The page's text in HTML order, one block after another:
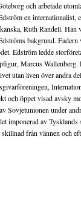
och arbetade
en internationalist,
Ruth Randell. Han
bakgrund. Fadern
Edström ledde
Marcus Wallenberg.
utan även över andra
och öppet visad avsky
Sovjetunionen under
imponerad av Tysklands
från vännen och